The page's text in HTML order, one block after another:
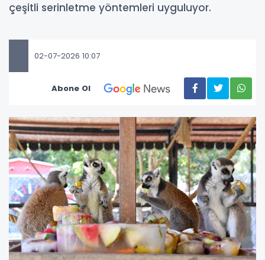
çeşitli serinletme yöntemleri uyguluyor.
02-07-2026 10:07
Abone Ol